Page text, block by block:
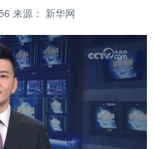
量子
健康 军事
图片 政务
金融
信息化 数字经济
来源： 新华网